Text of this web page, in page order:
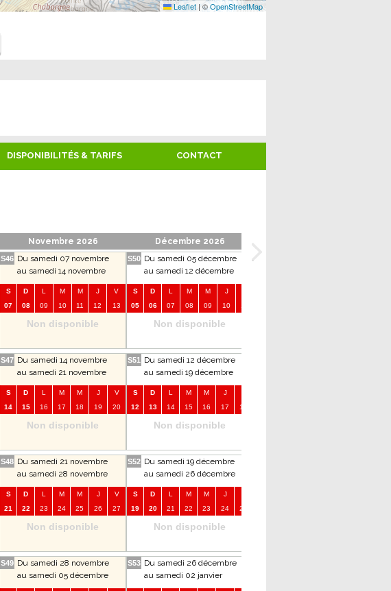
Leaflet | ©OpenStreetMap
DISPONIBILITÉS & TARIFS CONTACT
Novembre 2026
S46 Du samedi 07 novembre
au samedi 14 novembre
S D L M M J
V
07
08 09 10 11 12 13
Non disponible
S47 Du samedi 14 novembre
au samedi 21 novembre
S D L M M J
V
14
15 16 17 18 19 20
Non disponible
S48 Du samedi 21 novembre
au samedi 28 novembre
S D L M M J
V
21
22 23 24 25 26 27
Non disponible
S49 Du samedi 28 novembre
au samedi 05 décembre
Décembre 2026
S50 Du samedi 05 décembre
au samedi 12 décembre
S D L M M J
05
06 07 08 09 10
Non disponible
S51
Du samedi 12 décembre
au samedi 19 décembre
S D L M M J
12
13 14 15 16 17 18
Non disponible
S52 Du samedi 19 décembre
au samedi 26 décembre
S D L M M J
19
20 21 22 23 24 25
Non disponible
S53 Du samedi 26 décembre
au samedi 02 janvier